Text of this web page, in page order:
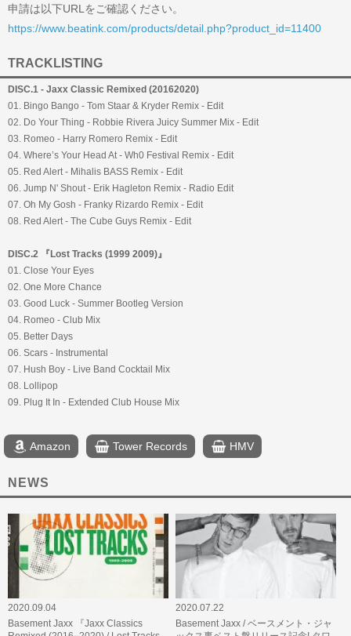
申請は以下URLをご確認ください。
https://www.beatink.com/products/detail.php?product_id=11400
TRACKLISTING
DISC.1 - Jaxx Classic Remixed (20162020)
01. Bingo Bango - Tom Staar & Kryder Remix - Edit
02. Do Your Thing - Robbie Rivera Juicy Summer Mix - Edit
03. Romeo - Harry Romero Remix - Edit
04. Where’s Your Head At - Wh0 Festival Remix - Edit
05. Red Alert - Mihalis BASS Remix - Edit
06. Jump N' Shout - Erik Hagleton Remix - Radio Edit
07. Oh My Gosh - Franky Rizardo Remix - Edit
08. Red Alert - The Cube Guys Remix - Edit
DISC.2 『Lost Tracks (1999 2009)』
01. Close Your Eyes
02. One More Chance
03. Good Luck - Summer Bootleg Version
04. Romeo - Club Mix
05. Better Days
06. Scars - Instrumental
07. Hush Boy - Live Band Cocktail Mix
08. Lollipop
09. Plug It In - Extended Club House Mix
Amazon Tower Records HMV
NEWS
2020.09.04
Basement Jaxx 『Jaxx Classics
2020.07.22
Basement Jaxx / ベースメント・ジャ